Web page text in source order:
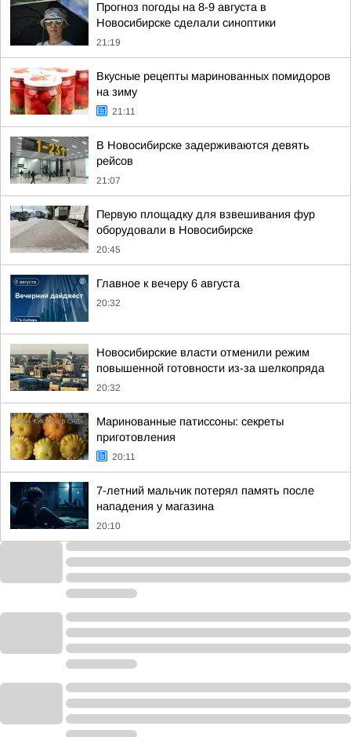
Прогноз погоды на 8-9 августа в
Новосибирске сделали синоптики
21:19
Вкусные рецепты маринованных помидоров
на зиму
21:11
В Новосибирске задерживаются девять
рейсов
21:07
Первую площадку для взвешивания фур
оборудовали в Новосибирске
20:45
Главное к вечеру 6 августа
20:32
Новосибирские власти отменили режим
повышенной готовности из-за шелкопряда
20:32
Маринованные патиссоны: секреты
приготовления
20:11
7-летний мальчик потерял память после
нападения у магазина
20:10